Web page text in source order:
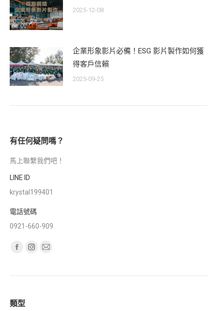
2025-12-08
企業形象影片必備！ESG 影片製作如何獲
得客戶信賴
2025-09-25
有任何疑問嗎？
馬上聯繫我們吧！
LINE ID
krystal199401
電話號碼
0921-660-909
Find us on:
Facebook
opens
new
Instagram
opens
Mail
opens
類型